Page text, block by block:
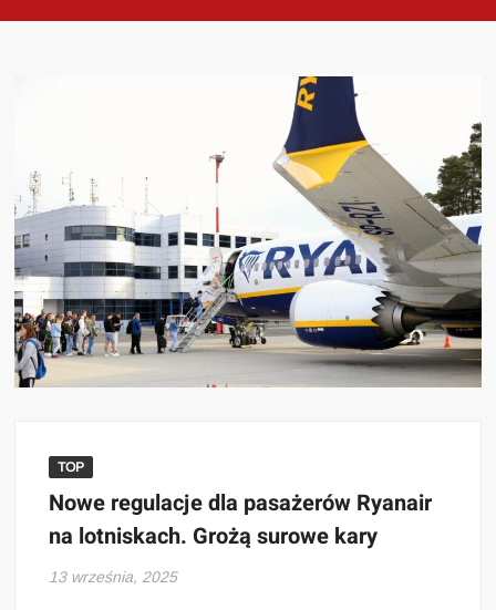
świat
TOP
Nowe regulacje dla pasażerów Ryanair
na lotniskach. Grożą surowe kary
13 września, 2025